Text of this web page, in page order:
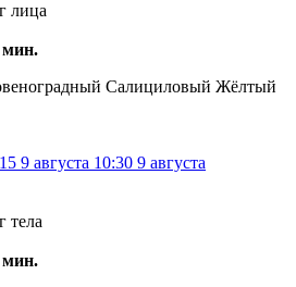
лица
мин.
Салициловый Жёлтый
9 августа 10:30 9 августа
тела
мин.